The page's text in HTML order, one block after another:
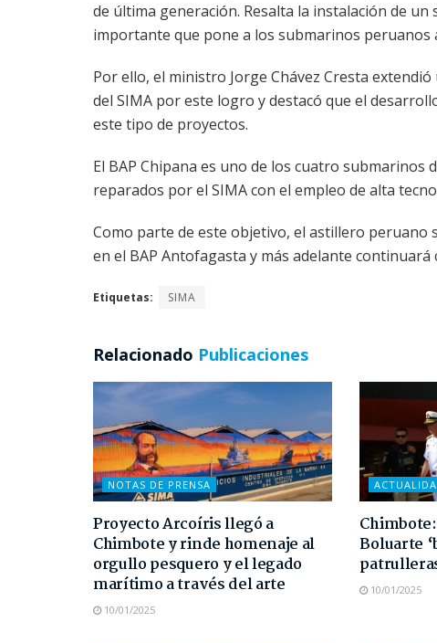
de última generación. Resalta la instalación de
importante que pone a los submarinos peruanos
Por ello, el ministro Jorge Chávez Cresta
del SIMA por este logro y destacó que el
este tipo de proyectos.
El BAP Chipana es uno de los cuatro submarinos
reparados por el SIMA con el empleo de alta
Como parte de este objetivo, el astillero peruano
en el BAP Antofagasta y más adelante continuará
Etiquetas: SIMA
Relacionado Publicaciones
NOTAS DE PRENSA
Proyecto Arcoíris llegó a
Chimbote y rinde homenaje al
orgullo pesquero y el legado
marítimo a través del arte
10/01/2025
Boluarte
10/01/2025